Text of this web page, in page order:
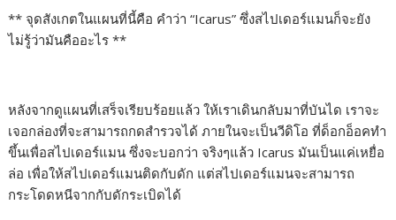
** จุดสังเกตในแผนที่นี้คือ คำว่า “Icarus” ซึ่งสไปเดอร์แมนก็จะยัง
ไม่รู้ว่ามันคืออะไร **
หลังจากดูแผนที่เสร็จเรียบร้อยแล้ว ให้เราเดินกลับมาที่บันได เราจะ
เจอกล่องที่จะสามารถกดสำรวจได้ ภายในจะเป็นวีดิโอ ที่ด็อกอ็อคทำ
ขึ้นเพื่อสไปเดอร์แมน ซึ่งจะบอกว่า จริงๆแล้ว Icarus มันเป็นแค่เหยื่อ
ล่อ เพื่อให้สไปเดอร์แมนติดกับดัก แต่สไปเดอร์แมนจะสามารถ
กระโดดหนีจากกับดักระเบิดได้